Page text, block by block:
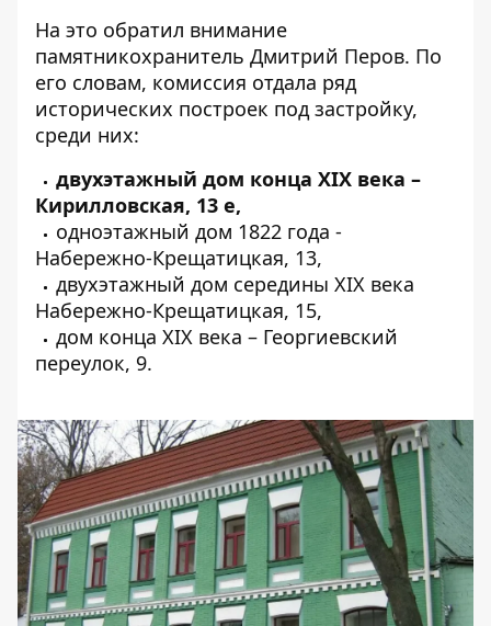
На это обратил внимание
памятникохранитель Дмитрий Перов. По
его словам, комиссия отдала ряд
исторических построек под застройку,
среди них:
двухэтажный дом конца XIX века –
Кирилловская, 13 е,
одноэтажный дом 1822 года -
Набережно-Крещатицкая, 13,
двухэтажный дом середины XIX века
Набережно-Крещатицкая, 15,
дом конца XIX века – Георгиевский
переулок, 9.